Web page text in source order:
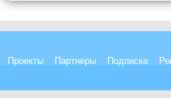
Проекты Партнеры Подписка